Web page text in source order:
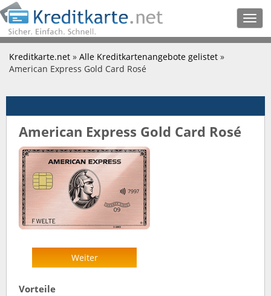
Kreditkarte.net » Alle Kreditkartenangebote gelistet »
American Express Gold Card Rosé
American Express Gold Card Rosé
Weiter
Vorteile